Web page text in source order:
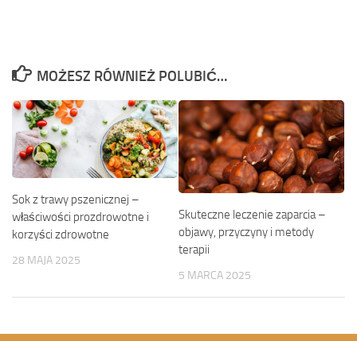
MOŻESZ RÓWNIEŻ POLUBIĆ…
Sok z trawy pszenicznej –
właściwości prozdrowotne i
korzyści zdrowotne
28 MAJA 2025
Skuteczne leczenie zaparcia –
objawy, przyczyny i metody
terapii
5 MARCA 2025